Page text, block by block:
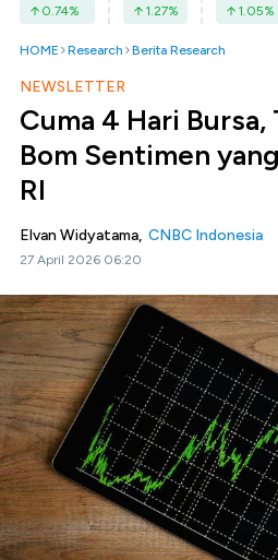
0.74% 1.27% 1.05%
HOME Research Berita Research
NEWSLETTER
Cuma 4 Hari Bursa,
Bom Sentimen
RI
Elvan Widyatama, CNBC Indonesia
27 April 2026 06:20